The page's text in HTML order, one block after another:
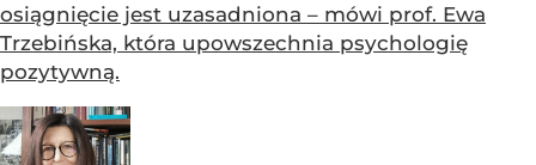
osiągnięcie jest uzasadniona – mówi prof. Ewa
Trzebińska, która upowszechnia psychologię
pozytywną.